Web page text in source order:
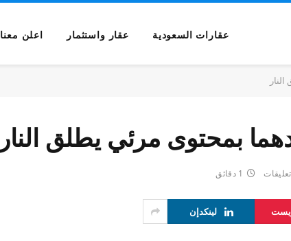
عقارات السعودية عقار واستثمار اعلن معنا
بمحتوى مرئي يطلق النار
1 دقائق
لينكدإن